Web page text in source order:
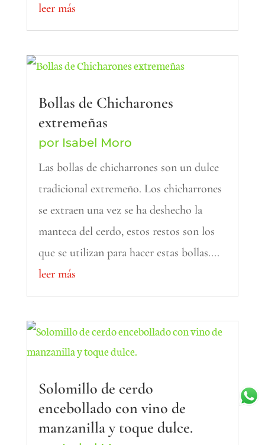
leer más
Bollas de Chicharones
extremeñas
por Isabel Moro
Las bollas de chicharrones son un dulce
tradicional extremeño. Los chicharrones
se extraen una vez se ha deshecho la
manteca del cerdo, estos restos son los
que se utilizan para hacer estas bollas....
leer más
Solomillo de cerdo
encebollado con vino de
manzanilla y toque dulce.